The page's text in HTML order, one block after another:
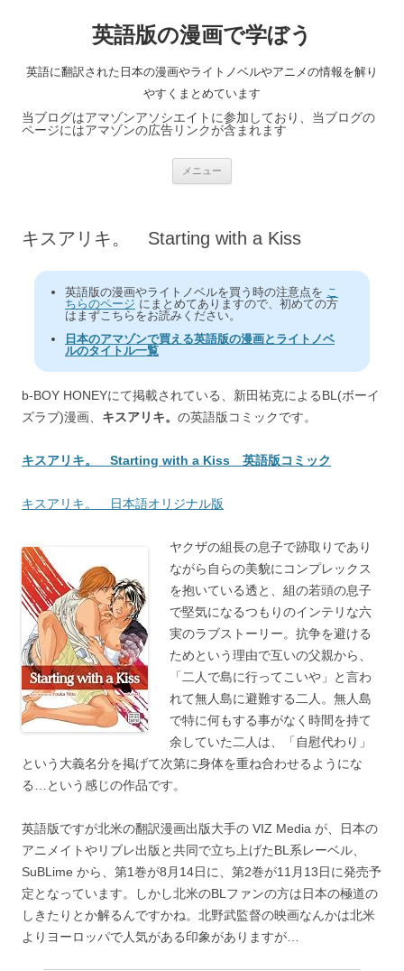
英語版の漫画で学ぼう
英語に翻訳された日本の漫画やライトノベルやアニメの情報を解り
やすくまとめています
当ブログはアマゾンアソシエイトに参加しており、当ブログの
ページにはアマゾンの広告リンクが含まれます
メニュー
ス
キスアリキ。 Starting with a Kiss
英語版の漫画やライトノベルを買う時の注意点を こ
ちらのページ にまとめてありますので、初めての方
はまずこちらをお読みください。
日本のアマゾンで買える英語版の漫画とライトノベ
ルのタイトル一覧
b-BOY HONEYにて掲載されている、新田祐克によるBL(ボーイ
ズラブ)漫画、 キスアリキ。 の英語版コミックです。
キスアリキ。 Starting with a Kiss 英語版コミック
キスアリキ。 日本語オリジナル版
ヤクザの組長の息子で跡取りであり
ながら自らの美貌にコンプレックス
を抱いている透と、組の若頭の息子
で堅気になるつもりのインテリな六
実のラブストーリー。抗争を避ける
ためという理由で互いの父親から、
「二人で島に行ってこいや」と言わ
れて無人島に避難する二人。無人島
で特に何もする事がなく時間を持て
余していた二人は、「自慰代わり」
という大義名分を掲げて次第に身体を重ね合わせるようにな
る…という感じの作品です。
英語版ですが北米の翻訳漫画出版大手の VIZ Media が、日本の
アニメイトやリブレ出版と共同で立ち上げたBL系レーベル、
SuBLime から、第1巻が8月14日に、第2巻が11月13日に発売予
定となっています。しかし北米のBLファンの方は日本の極道の
しきたりとか解るんですかね。北野武監督の映画なんかは北米
よりヨーロッパで人気がある印象がありますが…